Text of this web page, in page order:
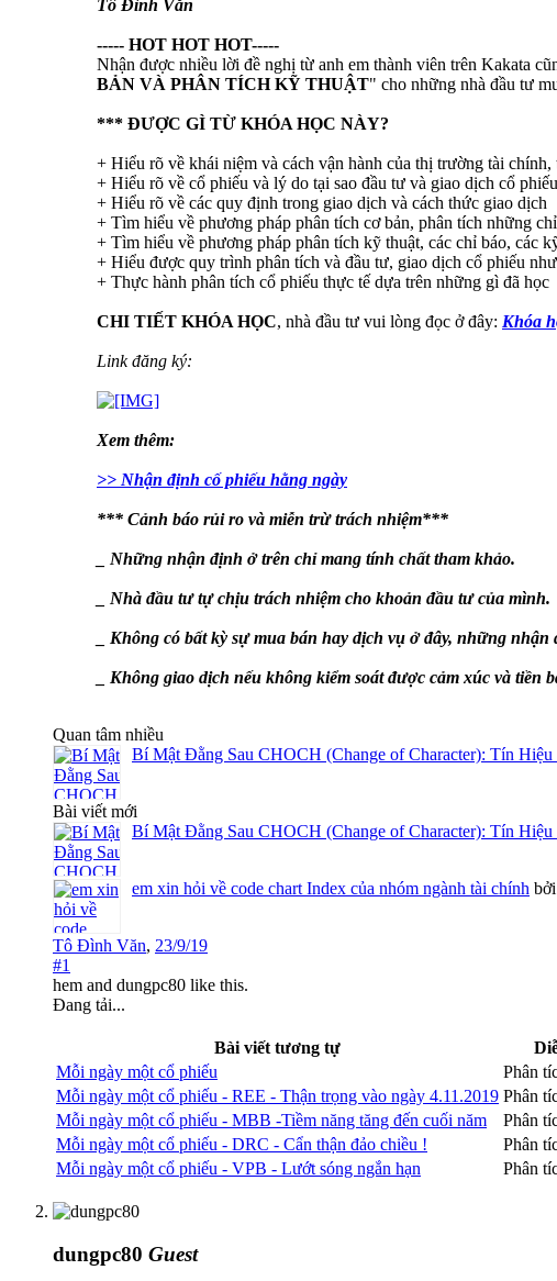
Tô Đình Văn
----- HOT HOT HOT-----
Nhận được nhiều lời đề nghị từ anh em thành viên trên Kakata
BẢN VÀ PHÂN TÍCH KỸ THUẬT" cho những nhà đầu tư
*** ĐƯỢC GÌ TỪ KHÓA HỌC NÀY?
+ Hiểu rõ về khái niệm và cách vận hành của thị trường tài
+ Hiểu rõ về cổ phiếu và lý do tại sao đầu tư và giao dịch cổ phiếu
+ Hiểu rõ về các quy định trong giao dịch và cách thức giao dịch
+ Tìm hiểu về phương pháp phân tích cơ bản, phân tích những
+ Tìm hiểu về phương pháp phân tích kỹ thuật, các chỉ báo, các
+ Hiểu được quy trình phân tích và đầu tư, giao dịch cổ phiếu
+ Thực hành phân tích cổ phiếu thực tế dựa trên những gì đã học
CHI TIẾT KHÓA HỌC, nhà đầu tư vui lòng đọc ở đây: Khóa
Link đăng ký:
Xem thêm:
>> Nhận định cố phiếu hằng ngày
*** Cảnh báo rủi ro và miễn trừ trách nhiệm***
_ Những nhận định ở trên chỉ mang tính chất tham khảo.
_ Nhà đầu tư tự chịu trách nhiệm cho khoản đầu tư của mình.
_ Không có bất kỳ sự mua bán hay dịch vụ ở đây, những
_ Không giao dịch nếu không kiểm soát được cảm xúc và tiền
Quan tâm nhiều
Bí Mật Đằng Sau CHOCH (Change of Character): Tín
Bài viết mới
Bí Mật Đằng Sau CHOCH (Change of Character): Tín
em xin hỏi về code chart Index của nhóm ngành tài chính bởi
Tô Đình Văn, 23/9/19
#1
hem and dungpc80 like this.
Đang tải...
Bài viết tương tự
Mỗi ngày một cổ phiếu
Phân
Mỗi ngày một cổ phiếu - REE - Thận trọng vào ngày 4.11.2019 Phân
Mỗi ngày một cổ phiếu - MBB -Tiềm năng tăng đến cuối năm
Phân
Mỗi ngày một cổ phiếu - DRC - Cẩn thận đảo chiều !
Phân
Mỗi ngày một cổ phiếu - VPB - Lướt sóng ngắn hạn
Phân
dungpc80 Guest